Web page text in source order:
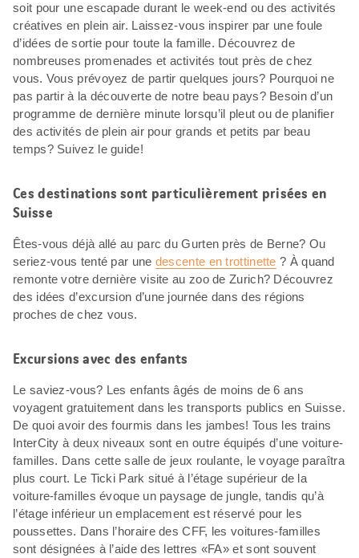
soit pour une escapade durant le week-end ou des activités
créatives en plein air. Laissez-vous inspirer par une foule
d’idées de sortie pour toute la famille. Découvrez de
nombreuses promenades et activités tout près de chez
vous. Vous prévoyez de partir quelques jours? Pourquoi ne
pas partir à la découverte de notre beau pays? Besoin d’un
programme de dernière minute lorsqu’il pleut ou de planifier
des activités de plein air pour grands et petits par beau
temps? Suivez le guide!
Ces destinations sont particulièrement prisées en
Suisse
Êtes-vous déjà allé au parc du Gurten près de Berne? Ou
seriez-vous tenté par une descente en trottinette ? À quand
remonte votre dernière visite au zoo de Zurich? Découvrez
des idées d’excursion d’une journée dans des régions
proches de chez vous.
Excursions avec des enfants
Le saviez-vous? Les enfants âgés de moins de 6 ans
voyagent gratuitement dans les transports publics en Suisse.
De quoi avoir des fourmis dans les jambes! Tous les trains
InterCity à deux niveaux sont en outre équipés d’une voiture-
familles. Dans cette salle de jeux roulante, le voyage paraîtra
plus court. Le Ticki Park situé à l’étage supérieur de la
voiture-familles évoque un paysage de jungle, tandis qu’à
l’étage inférieur un emplacement est réservé pour les
poussettes. Dans l’horaire des CFF, les voitures-familles
sont désignées à l’aide des lettres «FA» et sont souvent